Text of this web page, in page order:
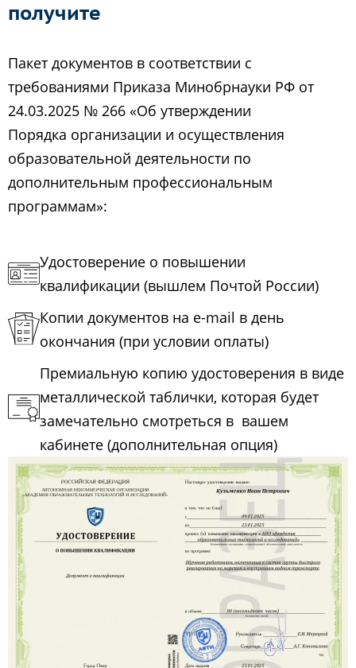
получите
Пакет документов в соответствии с
требованиями Приказа Минобрнауки РФ от
24.03.2025 № 266 «Об утверждении
Порядка организации и осуществления
образовательной деятельности по
дополнительным профессиональным
программам»:
Удостоверение о повышении
квалификации (вышлем Почтой России)
Копии документов на e-mail в день
окончания (при условии оплаты)
Премиальную копию удостоверения в виде
металлической таблички, которая будет
замечательно смотреться в вашем
кабинете (дополнительная опция)